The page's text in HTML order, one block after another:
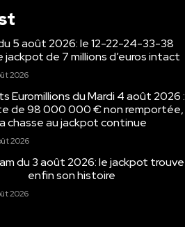
5 août 2026: le 12-22-24-33-38
jackpot de 7 millions d’euros intact
2026
Euromillions du Mardi 4 août 2026 :
de 98 000 000 € non remportée,
chasse au jackpot continue
2026
du 3 août 2026: le jackpot trouve
enfin son histoire
2026